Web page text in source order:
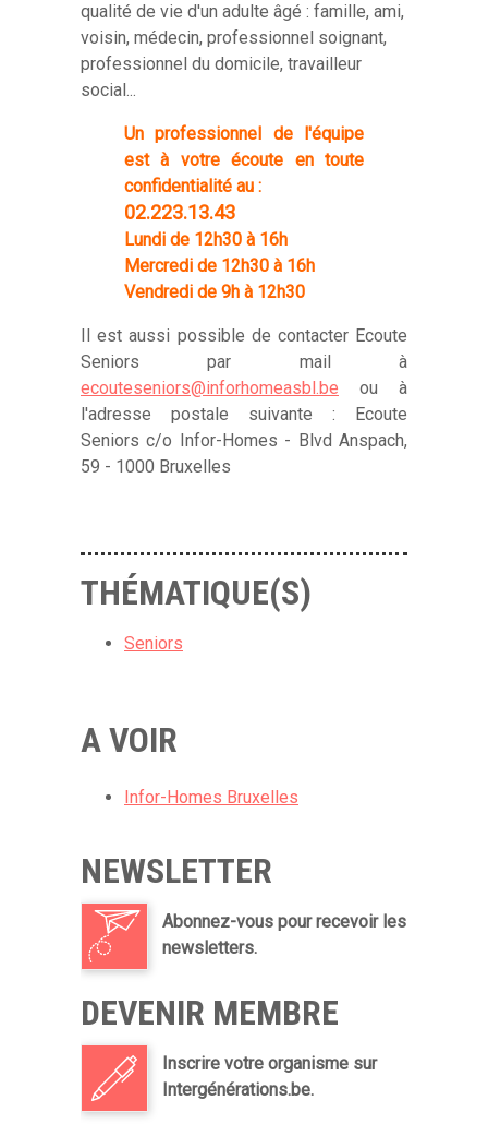
qualité de vie d'un adulte âgé : famille, ami,
voisin, médecin, professionnel soignant,
professionnel du domicile, travailleur
social...
Un professionnel de l'équipe
est à votre écoute en toute
confidentialité au :
02.223.13.43
Lundi de 12h30 à 16h
Mercredi de 12h30 à 16h
Vendredi de 9h à 12h30
Il est aussi possible de contacter Ecoute
Seniors par mail à
ecouteseniors@inforhomeasbl.be ou à
l'adresse postale suivante : Ecoute
Seniors c/o Infor-Homes - Blvd Anspach,
59 - 1000 Bruxelles
THÉMATIQUE(S)
Seniors
A VOIR
Infor-Homes Bruxelles
NEWSLETTER
Abonnez-vous pour recevoir les
newsletters.
DEVENIR MEMBRE
Inscrire votre organisme sur
Intergénérations.be.